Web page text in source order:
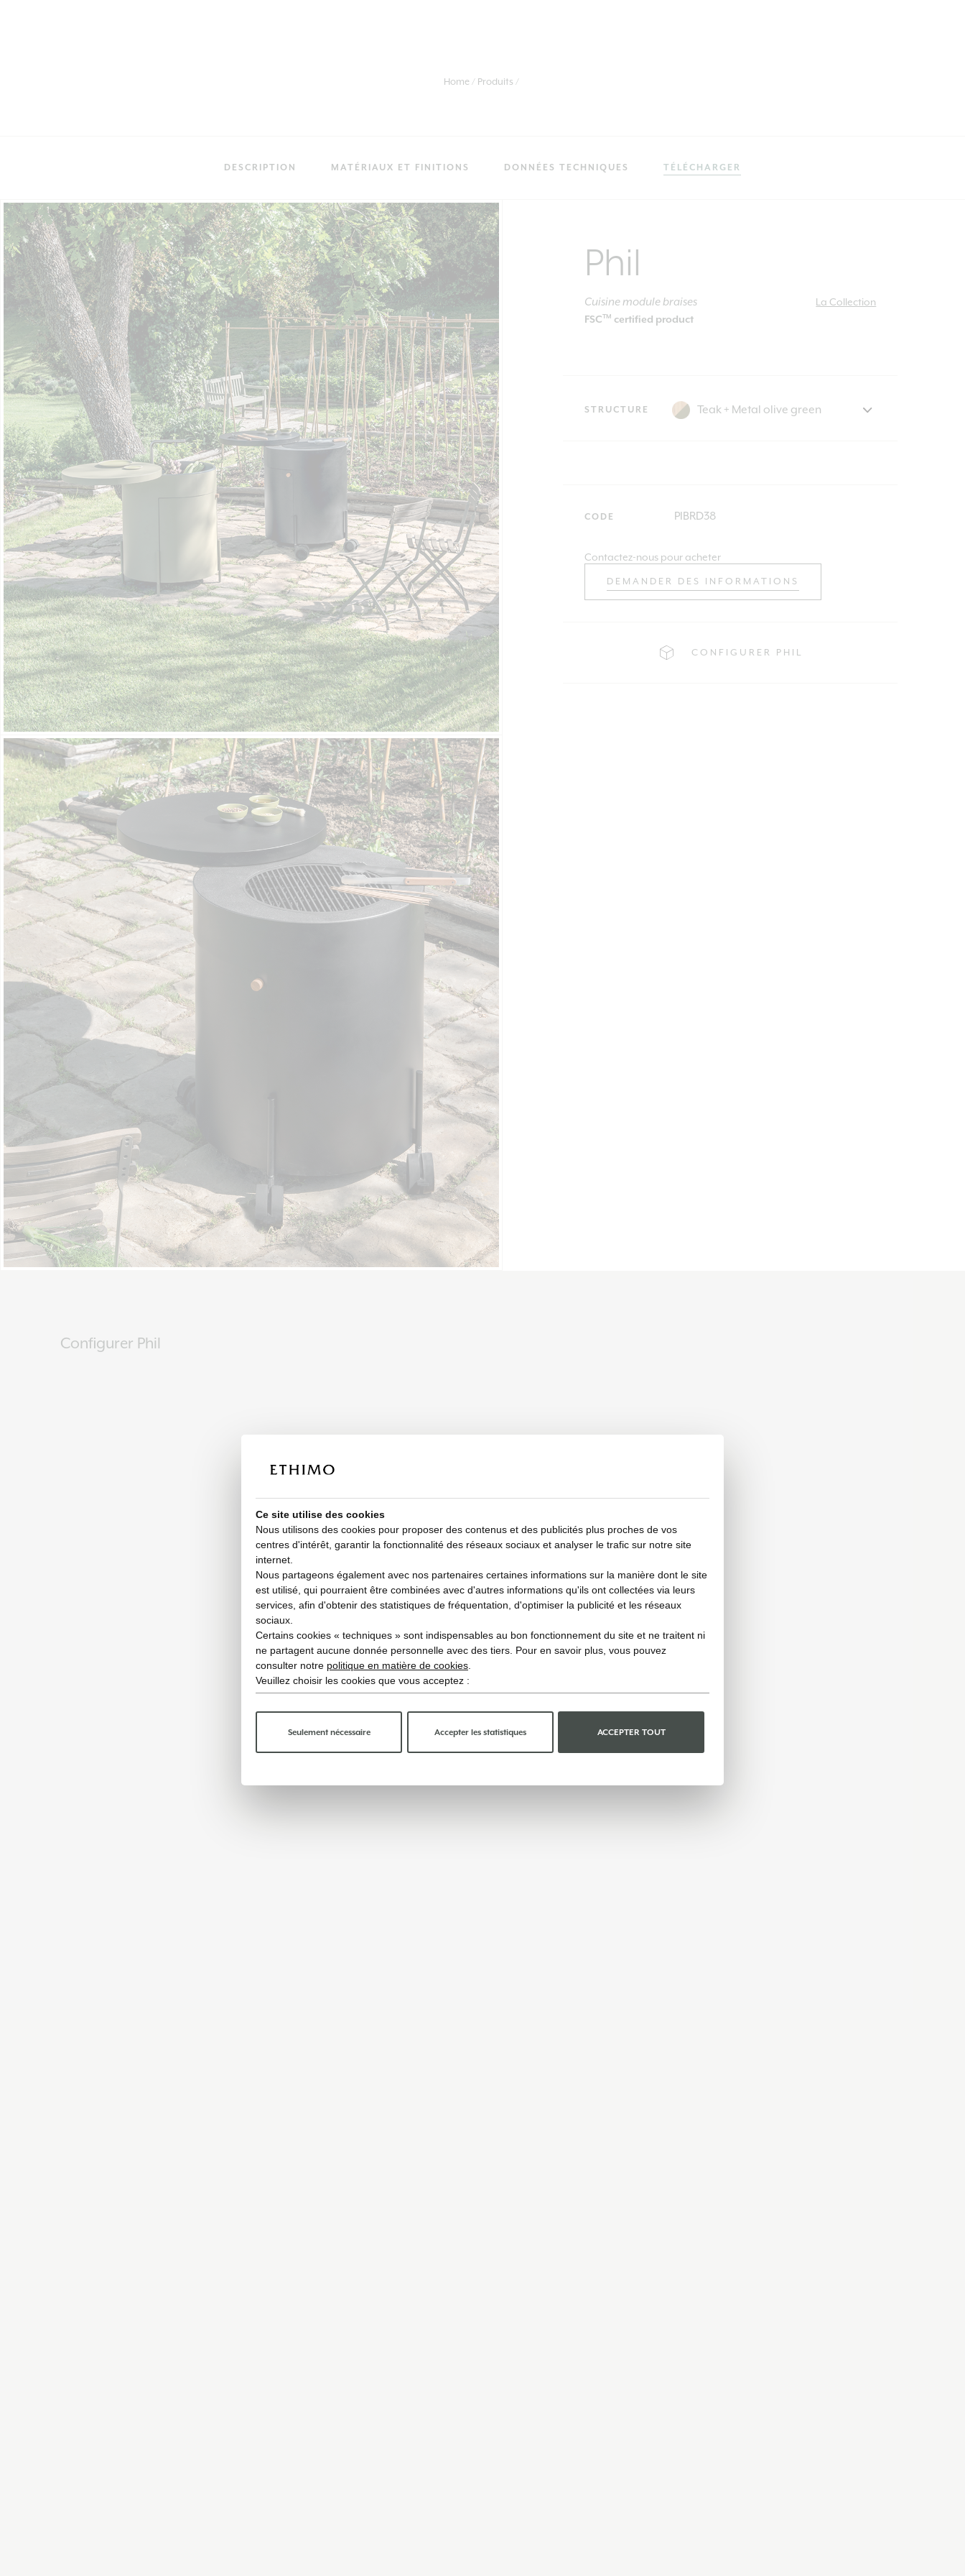
Home Produits
DESCRIPTION MATÉRIAUX ET FINITIONS DONNÉES TECHNIQUES TÉLÉCHARGER
Phil
Cuisine module braises
FSCTM certified product
La Collection
STRUCTURE
CODE PIBRD38
Contactez-nous pour acheter
DEMANDER DES INFORMATIONS
CONFIGURER PHIL
Configurer Phil
Ce site utilise des cookies
Nous utilisons des cookies pour proposer des contenus et des publicités plus proches de vos
centres d'intérêt, garantir la fonctionnalité des réseaux sociaux et analyser le trafic sur notre site
internet.
Nous partageons également avec nos partenaires certaines informations sur la manière dont le site
est utilisé, qui pourraient être combinées avec d'autres informations qu'ils ont collectées via leurs
services, afin d'obtenir des statistiques de fréquentation, d'optimiser la publicité et les réseaux
sociaux.
Certains cookies « techniques » sont indispensables au bon fonctionnement du site et ne traitent ni
ne partagent aucune donnée personnelle avec des tiers. Pour en savoir plus, vous pouvez
consulter notre politique en matière de cookies.
Veuillez choisir les cookies que vous acceptez :
Seulement nécessaire Accepter les statistiques ACCEPTER TOUT